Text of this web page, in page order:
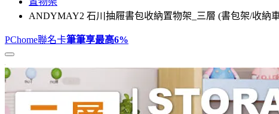
ANDYMAY2 石川抽屜書包收納置物架_三層 (書包架/收納
PChome聯名卡筆筆享最高6%